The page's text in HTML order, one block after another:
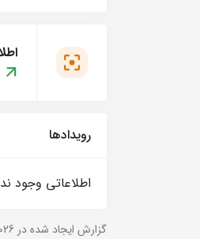
رویدادها
اطلاعاتی وجود
گزارش ایجاد شده در 2026-08-07 ساعت 15:46:08 (UTC +03:30).